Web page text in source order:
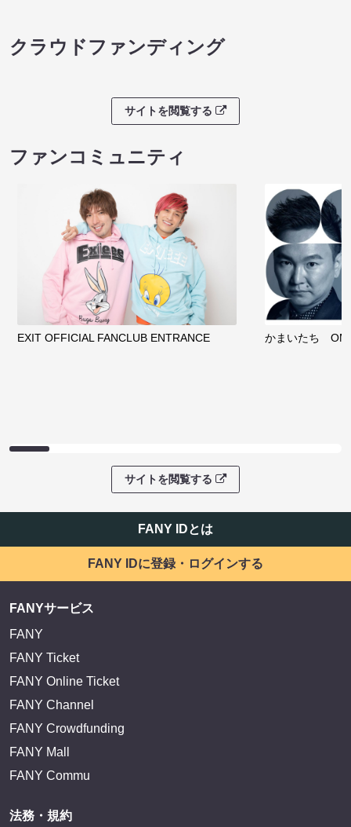
クラウドファンディング
サイトを閲覧する
ファンコミュニティ
EXIT OFFICIAL FANCLUB ENTRANCE かまいたち
サイトを閲覧する
FANY IDとは
FANY IDに登録・ログインする
FANYサービス
FANY
FANY Ticket
FANY Online Ticket
FANY Channel
FANY Crowdfunding
FANY Mall
FANY Commu
法務・規約